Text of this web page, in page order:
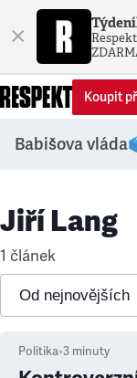
×
Koupit
Babišova vláda
Jiří Lang
1 článek
Politika•3 minuty